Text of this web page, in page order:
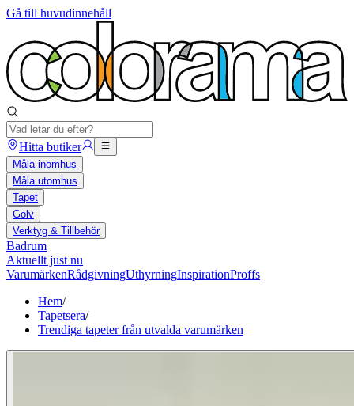
Gå till huvudinnehåll
Hitta butiker
Måla inomhus
Måla utomhus
Tapet
Golv
Verktyg & Tillbehör
Badrum
Aktuellt just nu
VarumärkenRådgivningUthyrningInspirationProffs
Hem/
Tapetsera/
Trendiga tapeter från utvalda varumärken